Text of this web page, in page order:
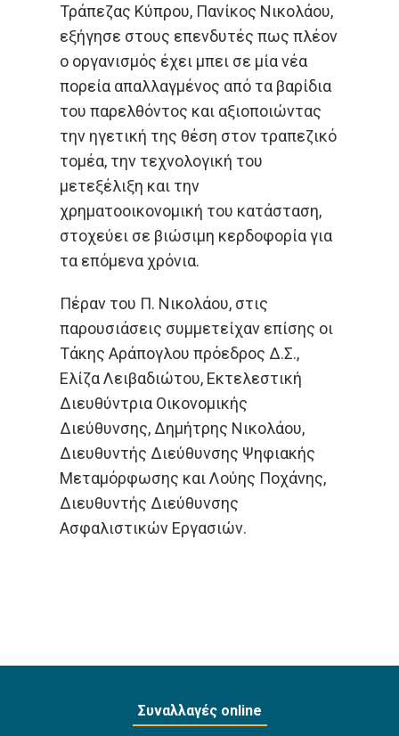
Τράπεζας Κύπρου, Πανίκος Νικολάου,
εξήγησε στους επενδυτές πως πλέον
ο οργανισμός έχει μπει σε μία νέα
πορεία απαλλαγμένος από τα βαρίδια
του παρελθόντος και αξιοποιώντας
την ηγετική της θέση στον τραπεζικό
τομέα, την τεχνολογική του
μετεξέλιξη και την
χρηματοοικονομική του κατάσταση,
στοχεύει σε βιώσιμη κερδοφορία για
τα επόμενα χρόνια.
Πέραν του Π. Νικολάου, στις
παρουσιάσεις συμμετείχαν επίσης οι
Τάκης Αράπογλου πρόεδρος Δ.Σ.,
Ελίζα Λειβαδιώτου, Εκτελεστική
Διευθύντρια Οικονομικής
Διεύθυνσης, Δημήτρης Νικολάου,
Διευθυντής Διεύθυνσης Ψηφιακής
Μεταμόρφωσης και Λούης Ποχάνης,
Διευθυντής Διεύθυνσης
Ασφαλιστικών Εργασιών.
Συναλλαγές online